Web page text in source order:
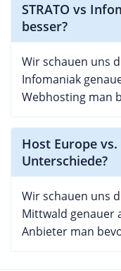
STRATO vs
besser?
Wir schauen uns
Infomaniak
Webhosting man
Host Europe
Unterschiede?
Wir schauen uns
Mittwald genauer
Anbieter man